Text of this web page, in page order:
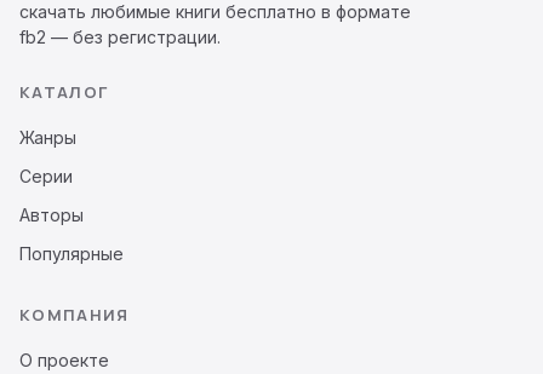
скачать любимые книги бесплатно в формате
fb2 — без регистрации.
КАТАЛОГ
Жанры
Серии
Авторы
Популярные
КОМПАНИЯ
О проекте